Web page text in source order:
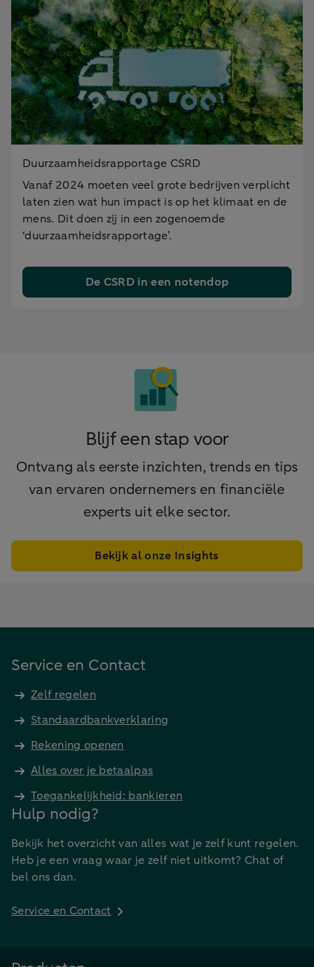
Duurzaamheidsrapportage CSRD
Vanaf 2024 moeten veel grote bedrijven verplicht
laten zien wat hun impact is op het klimaat en de
mens. Dit doen zij in een zogenoemde
‘duurzaamheidsrapportage’.
De CSRD in een notendop
Blijf een stap voor
Ontvang als eerste inzichten, trends en tips
van ervaren ondernemers en financiële
experts uit elke sector.
Bekijk al onze Insights
Service en Contact
Zelf regelen
Standaardbankverklaring
Rekening openen
Alles over je betaalpas
Toegankelijkheid: bankieren
Hulp nodig?
Bekijk het overzicht van alles wat je zelf kunt regelen.
Heb je een vraag waar je zelf niet uitkomt? Chat of
bel ons dan.
Service en Contact